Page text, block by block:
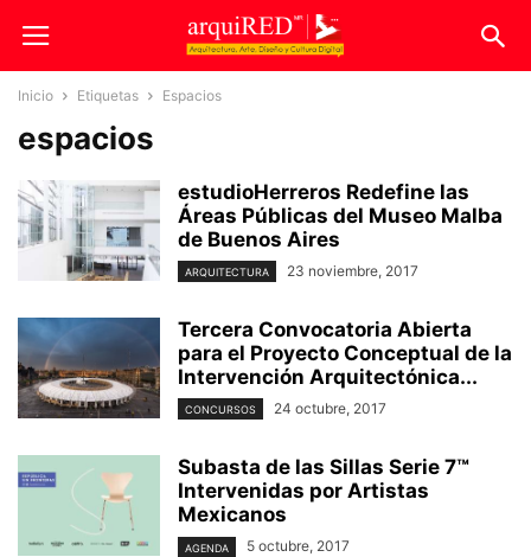
Inicio Etiquetas Espacios
espacios
estudioHerreros Redefine las
Áreas Públicas del Museo Malba
de Buenos Aires
ARQUITECTURA 23 noviembre, 2017
Tercera Convocatoria Abierta
para el Proyecto Conceptual de la
Intervención Arquitectónica...
CONCURSOS 24 octubre, 2017
Subasta de las Sillas Serie 7™
Intervenidas por Artistas
Mexicanos
AGENDA 5 octubre, 2017